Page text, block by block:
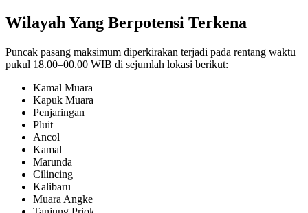
Wilayah Yang Berpotensi Terkena
Puncak pasang maksimum diperkirakan terjadi pada rentang waktu
pukul 18.00–00.00 WIB di sejumlah lokasi berikut:
Kamal Muara
Kapuk Muara
Penjaringan
Pluit
Ancol
Kamal
Marunda
Cilincing
Kalibaru
Muara Angke